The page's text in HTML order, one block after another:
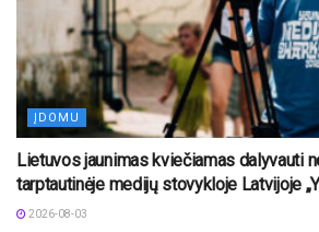
ĮDOMU
Lietuvos jaunimas kviečiamas dalyvauti
tarptautinėje medijų stovykloje Latvijoje
2026-08-03